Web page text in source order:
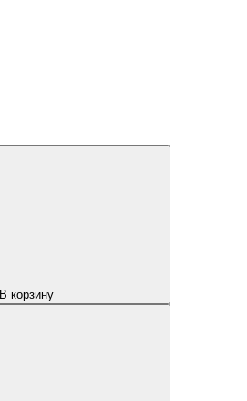
В корзину